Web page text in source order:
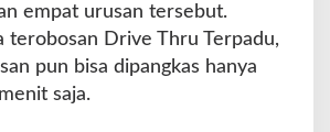
empat urusan tersebut.
terobosan Drive Thru Terpadu,
pun bisa dipangkas hanya
saja.